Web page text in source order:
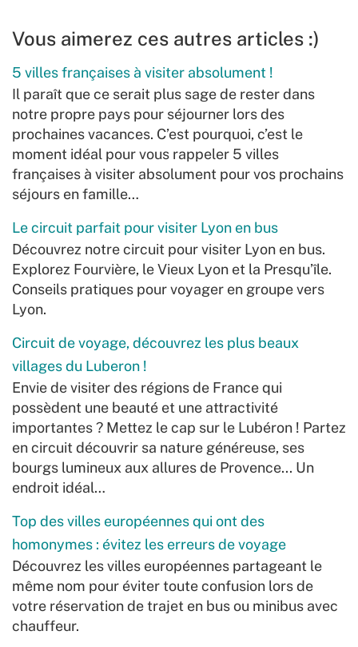
Vous aimerez ces autres articles :)
5 villes françaises à visiter absolument !
Il paraît que ce serait plus sage de rester dans
notre propre pays pour séjourner lors des
prochaines vacances. C’est pourquoi, c’est le
moment idéal pour vous rappeler 5 villes
françaises à visiter absolument pour vos prochains
séjours en famille…
Le circuit parfait pour visiter Lyon en bus
Découvrez notre circuit pour visiter Lyon en bus.
Explorez Fourvière, le Vieux Lyon et la Presqu’île.
Conseils pratiques pour voyager en groupe vers
Lyon.
Circuit de voyage, découvrez les plus beaux
villages du Luberon !
Envie de visiter des régions de France qui
possèdent une beauté et une attractivité
importantes ? Mettez le cap sur le Lubéron ! Partez
en circuit découvrir sa nature généreuse, ses
bourgs lumineux aux allures de Provence... Un
endroit idéal…
Top des villes européennes qui ont des
homonymes : évitez les erreurs de voyage
Découvrez les villes européennes partageant le
même nom pour éviter toute confusion lors de
votre réservation de trajet en bus ou minibus avec
chauffeur.